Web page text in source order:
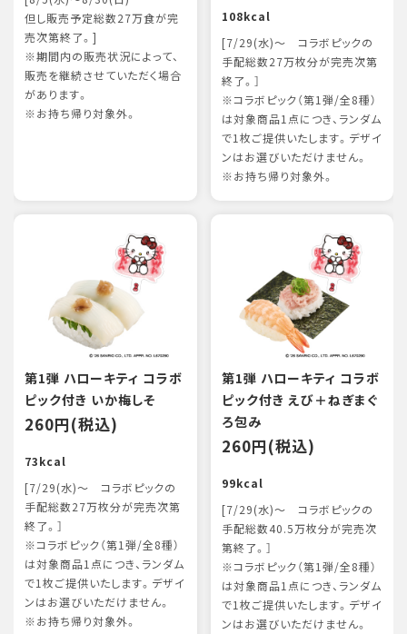
但し販売予定総数27万食が完
売次第終了。]
※期間内の販売状況によって、
販売を継続させていただく場合
があります。
※お持ち帰り対象外。
108kcal
[7/29(水)～ コラボピックの
手配総数27万枚分が完売次第
終了。］
※コラボピック（第1弾/全8種）
は対象商品1点につき、ランダム
で1枚ご提供いたします。デザイ
ンはお選びいただけません。
※お持ち帰り対象外。
第1弾 ハローキティ コラボ
ピック付き いか梅しそ
260円(税込)
73kcal
[7/29(水)～ コラボピックの
手配総数27万枚分が完売次第
終了。］
※コラボピック（第1弾/全8種）
は対象商品1点につき、ランダム
で1枚ご提供いたします。デザイ
ンはお選びいただけません。
※お持ち帰り対象外。
第1弾 ハローキティ コラボ
ピック付き えび＋ねぎまぐ
ろ包み
260円(税込)
99kcal
[7/29(水)～ コラボピックの
手配総数40.5万枚分が完売次
第終了。］
※コラボピック（第1弾/全8種）
は対象商品1点につき、ランダム
で1枚ご提供いたします。デザイ
ンはお選びいただけません。